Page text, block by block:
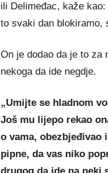
ili Delimeđac, kaže
to svaki dan blokiramo,
On je dodao da je to za
nekoga da ide negdje.
„Umijte se hladnom
Još mu lijepo rekao
o vama, obezbjeđivao
pipne, da vas niko